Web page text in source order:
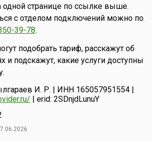
одной странице по ссылке выше.
с отделом подключений можно по
39-78.
подобрать тариф, расскажут об
и подскажут, какие услуги доступны
И. Р. | ИНН 165057951554 |
| erid: 2SDnjdLunuY